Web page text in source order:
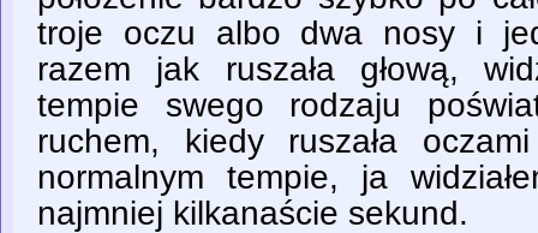
troje oczu albo dwa nosy i
razem jak ruszała głową,
tempie swego rodzaju
ruchem, kiedy ruszała
normalnym tempie, ja
najmniej kilkanaście sekund.